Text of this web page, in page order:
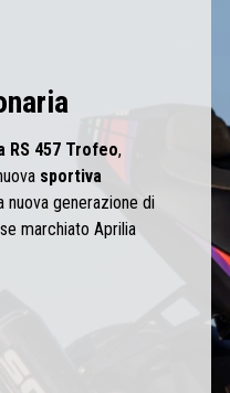
RS 457 Trofeo,
sportiva
nuova generazione di
marchiato Aprilia